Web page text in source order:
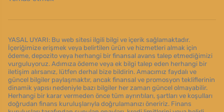
YASAL UYARI: Bu web sitesi ilgili bilgi ve içerik sağlamaktadır.
İçeriğimize erişmek veya belirtilen ürün ve hizmetleri almak için
ödeme, depozito veya herhangi bir finansal avans talep etmediğimizi
vurguluyoruz. Adımıza ödeme veya ek bilgi talep eden herhangi bir
iletişim alırsanız, lütfen derhal bize bildirin. Amacımız faydalı ve
güncel bilgiler paylaşmaktır, ancak finansal ve promosyon tekliflerinin
dinamik yapısı nedeniyle bazı bilgiler her zaman güncel olmayabilir.
Herhangi bir karar vermeden önce tüm ayrıntıları, şartları ve koşulları
doğrudan finans kuruluşlarıyla doğrulamanızı öneririz. Finans